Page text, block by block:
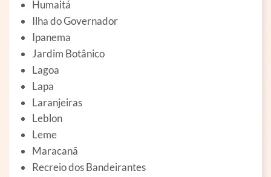
Humaitá
Ilha do Governador
Ipanema
Jardim Botânico
Lagoa
Lapa
Laranjeiras
Leblon
Leme
Maracanã
Recreio dos Bandeirantes